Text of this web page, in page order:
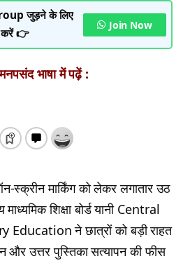
जुड़ने के लिए
करें 👉
Join Now
भाषा में पढ़ें :
स्क्रीन मार्किंग को लेकर लगातार उठ
शिक्षा बोर्ड यानी Central
Educationने छात्रों को बड़ी राहत
और उत्तर पुस्तिका सत्यापन की फीस